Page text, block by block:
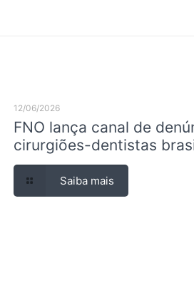
12/06/2026
FNO lança canal de
cirurgiões-dentistas
Saiba mais